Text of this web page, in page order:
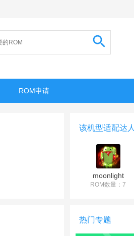
ROM申请
该机型适配达人
moonlight
ROM数量：7
热门专题